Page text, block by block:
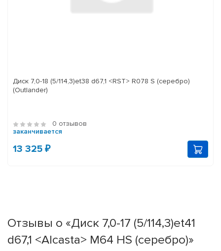
Диск 7,0-18 (5/114,3)et38 d67,1 <RST> R078 S (серебро)
(Outlander)
0 отзывов
заканчивается
13 325 ₽
Отзывы о «Диск 7,0-17 (5/114,3)et41
d67,1 <Alcasta> M64 HS (серебро)»